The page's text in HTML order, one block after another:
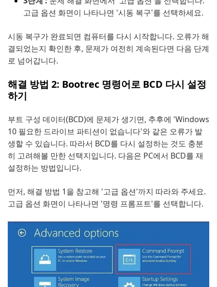
고급 옵션 화면이 나타나면 '시동 복구'를 선택하세요.
시동 복구가 완료되면 컴퓨터를 다시 시작합니다. 오류가 해
결되었는지 확인한 후, 문제가 여전히 계속된다면 다음 단계
로 넘어갑니다.
해결 방법 2: Bootrec 명령어로 BCD 다시 설정
하기
부트 구성 데이터(BCD)에 문제가 생기면, 추후에 'Windows
10 필요한 드라이브 파티션이 없습니다'와 같은 오류가 발
생할 수 있습니다. 따라서 BCD를 다시 설정하는 것도 충분
히 고려해볼 만한 선택지입니다. 다음은 PC에서 BCD를 재
설정하는 방법입니다.
먼저, 해결 방법 1을 참고해 '고급 옵션'까지 따라와 주세요.
고급 옵션 화면이 나타나면 '명령 프롬프트'를 선택합니다.